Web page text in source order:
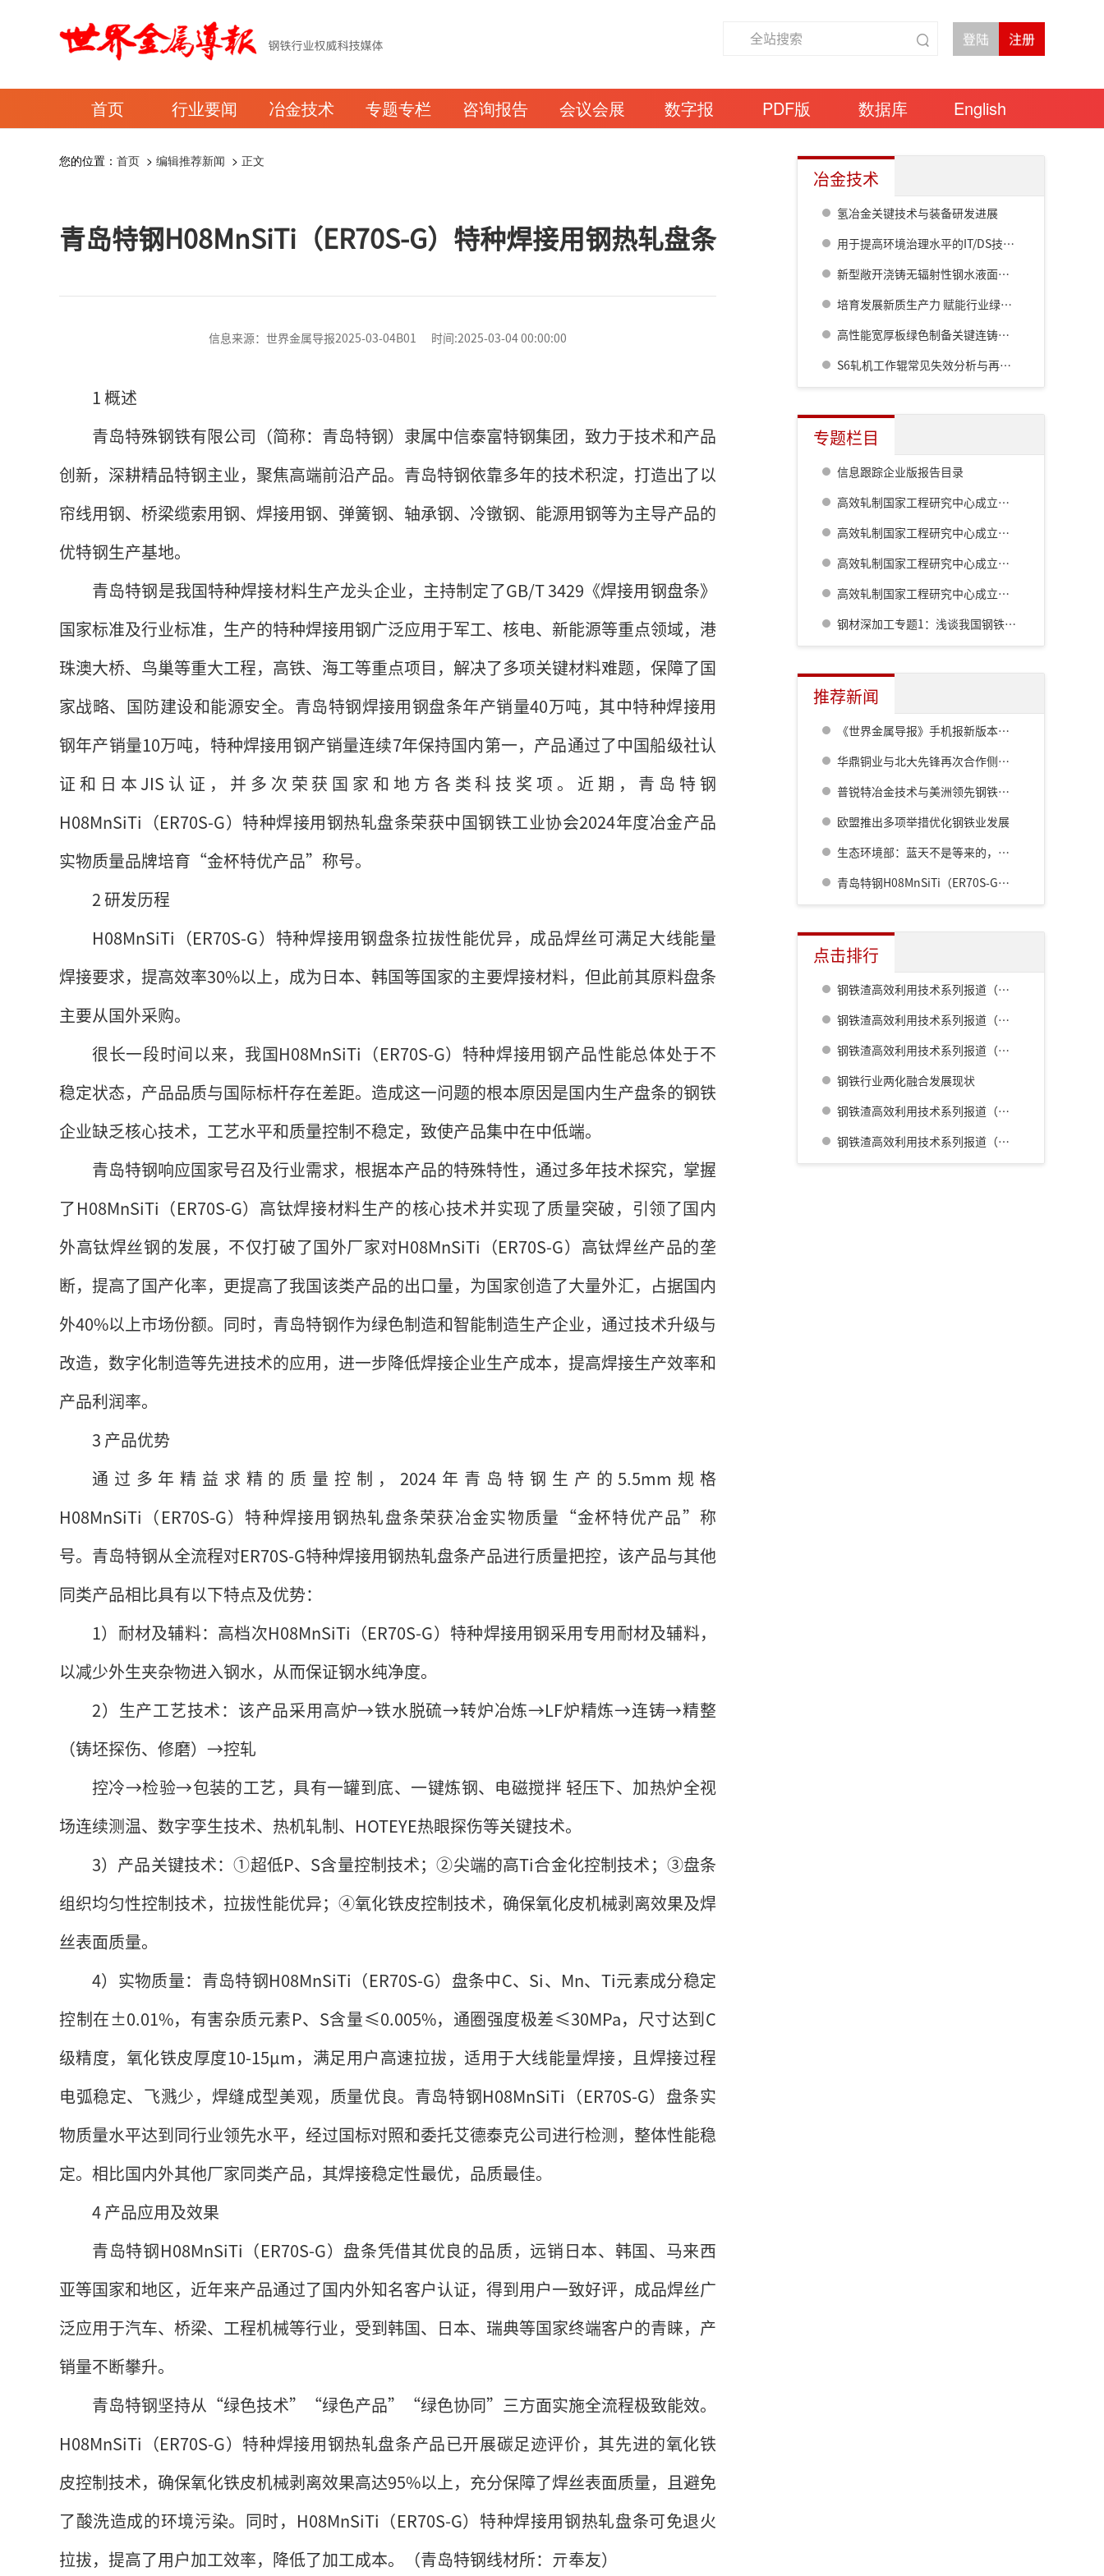
首页 行业要闻 冶金技术 专题专栏 咨询报告 会议会展 数字报 PDF版 数据库 English
您的位置： 首页 > 编辑推荐新闻 > 正文
青岛特钢H08MnSiTi（ER70S-G）特种焊接用钢热轧盘条
信息来源：世界金属导报2025-03-04B01 时间:2025-03-04 00:00:00
1 概述
青岛特殊钢铁有限公司（简称：青岛特钢）隶属中信泰富特钢集团，致力于技术和产品
创新，深耕精品特钢主业，聚焦高端前沿产品。青岛特钢依靠多年的技术积淀，打造出了以
帘线用钢、桥梁缆索用钢、焊接用钢、弹簧钢、轴承钢、冷镦钢、能源用钢等为主导产品的
优特钢生产基地。
青岛特钢是我国特种焊接材料生产龙头企业，主持制定了GB/T 3429《焊接用钢盘条》
国家标准及行业标准，生产的特种焊接用钢广泛应用于军工、核电、新能源等重点领域，港
珠澳大桥、鸟巢等重大工程，高铁、海工等重点项目，解决了多项关键材料难题，保障了国
家战略、国防建设和能源安全。青岛特钢焊接用钢盘条年产销量40万吨，其中特种焊接用
钢年产销量10万吨，特种焊接用钢产销量连续7年保持国内第一，产品通过了中国船级社认
证和日本JIS认证，并多次荣获国家和地方各类科技奖项。近期，青岛特钢
H08MnSiTi（ER70S-G）特种焊接用钢热轧盘条荣获中国钢铁工业协会2024年度冶金产品
实物质量品牌培育“金杯特优产品”称号。
2 研发历程
H08MnSiTi（ER70S-G）特种焊接用钢盘条拉拔性能优异，成品焊丝可满足大线能量
焊接要求，提高效率30%以上，成为日本、韩国等国家的主要焊接材料，但此前其原料盘条
主要从国外采购。
很长一段时间以来，我国H08MnSiTi（ER70S-G）特种焊接用钢产品性能总体处于不
稳定状态，产品品质与国际标杆存在差距。造成这一问题的根本原因是国内生产盘条的钢铁
企业缺乏核心技术，工艺水平和质量控制不稳定，致使产品集中在中低端。
青岛特钢响应国家号召及行业需求，根据本产品的特殊特性，通过多年技术探究，掌握
了H08MnSiTi（ER70S-G）高钛焊接材料生产的核心技术并实现了质量突破，引领了国内
外高钛焊丝钢的发展，不仅打破了国外厂家对H08MnSiTi（ER70S-G）高钛焊丝产品的垄
断，提高了国产化率，更提高了我国该类产品的出口量，为国家创造了大量外汇，占据国内
外40%以上市场份额。同时，青岛特钢作为绿色制造和智能制造生产企业，通过技术升级与
改造，数字化制造等先进技术的应用，进一步降低焊接企业生产成本，提高焊接生产效率和
产品利润率。
3 产品优势
通过多年精益求精的质量控制，2024年青岛特钢生产的5.5mm规格
H08MnSiTi（ER70S-G）特种焊接用钢热轧盘条荣获冶金实物质量“金杯特优产品”称
号。青岛特钢从全流程对ER70S-G特种焊接用钢热轧盘条产品进行质量把控，该产品与其他
同类产品相比具有以下特点及优势：
1）耐材及辅料：高档次H08MnSiTi（ER70S-G）特种焊接用钢采用专用耐材及辅料，
以减少外生夹杂物进入钢水，从而保证钢水纯净度。
2）生产工艺技术：该产品采用高炉→铁水脱硫→转炉冶炼→LF炉精炼→连铸→精整
（铸坯探伤、修磨）→控轧
控冷→检验→包装的工艺，具有一罐到底、一键炼钢、电磁搅拌 轻压下、加热炉全视
场连续测温、数字孪生技术、热机轧制、HOTEYE热眼探伤等关键技术。
3）产品关键技术：①超低P、S含量控制技术；②尖端的高Ti合金化控制技术；③盘条
组织均匀性控制技术，拉拔性能优异；④氧化铁皮控制技术，确保氧化皮机械剥离效果及焊
丝表面质量。
4）实物质量：青岛特钢H08MnSiTi（ER70S-G）盘条中C、Si、Mn、Ti元素成分稳定
控制在±0.01%，有害杂质元素P、S含量≤0.005%，通圈强度极差≤30MPa，尺寸达到C
级精度，氧化铁皮厚度10-15μm，满足用户高速拉拔，适用于大线能量焊接，且焊接过程
电弧稳定、飞溅少，焊缝成型美观，质量优良。青岛特钢H08MnSiTi（ER70S-G）盘条实
物质量水平达到同行业领先水平，经过国标对照和委托艾德泰克公司进行检测，整体性能稳
定。相比国内外其他厂家同类产品，其焊接稳定性最优，品质最佳。
4 产品应用及效果
青岛特钢H08MnSiTi（ER70S-G）盘条凭借其优良的品质，远销日本、韩国、马来西
亚等国家和地区，近年来产品通过了国内外知名客户认证，得到用户一致好评，成品焊丝广
泛应用于汽车、桥梁、工程机械等行业，受到韩国、日本、瑞典等国家终端客户的青睐，产
销量不断攀升。
青岛特钢坚持从“绿色技术”“绿色产品”“绿色协同”三方面实施全流程极致能效。
H08MnSiTi（ER70S-G）特种焊接用钢热轧盘条产品已开展碳足迹评价，其先进的氧化铁
皮控制技术，确保氧化铁皮机械剥离效果高达95%以上，充分保障了焊丝表面质量，且避免
了酸洗造成的环境污染。同时，H08MnSiTi（ER70S-G）特种焊接用钢热轧盘条可免退火
拉拔，提高了用户加工效率，降低了加工成本。（青岛特钢线材所：亓奉友）
冶金技术
氢冶金关键技术与装备研发进展
用于提高环境治理水平的IT/DS技术应用
新型敞开浇铸无辐射性钢水液面控制技术
培育发展新质生产力 赋能行业绿色低碳转型
高性能宽厚板绿色制备关键连铸技术开发与应用
S6轧机工作辊常见失效分析与再生技术研究
专题栏目
信息跟踪企业版报告目录
高效轧制国家工程研究中心成立二十周年系列技术报道:棒线材生产工艺及装备的最新发展
高效轧制国家工程研究中心成立二十周年系列技术报道:高精度热轧自动化控制系统
高效轧制国家工程研究中心成立二十周年系列技术报道:板形综合控制技术的自主研发及创新
高效轧制国家工程研究中心成立二十周年系列技术报道:板带钢控轧控冷技术
钢材深加工专题1：浅谈我国钢铁工业对深加工的认识历程
推荐新闻
《世界金属导报》手机报新版本发布，免费下载，免费看
华鼎铜业与北大先锋再次合作侧吹炉配套6000立方制氧项目
普锐特冶金技术与美洲领先钢铁企业签订大型连铸机维保合同
欧盟推出多项举措优化钢铁业发展
生态环境部：蓝天不是等来的，是拼出来的
青岛特钢H08MnSiTi（ER70S-G）特种焊接用钢热轧盘条
点击排行
钢铁渣高效利用技术系列报道（一） 室兰钢铁厂用钢渣骨料配制重混凝土的研究
钢铁渣高效利用技术系列报道（二） 鹿岛钢铁厂钢铁渣利用技术的开发
钢铁渣高效利用技术系列报道（五） 八幡厂钢铁渣的利用
钢铁行业两化融合发展现状
钢铁渣高效利用技术系列报道（三） 名古屋厂铁水预处理炉渣肥料化的开发
钢铁渣高效利用技术系列报道（四） 广畑厂灰石材生产利用技术的开发